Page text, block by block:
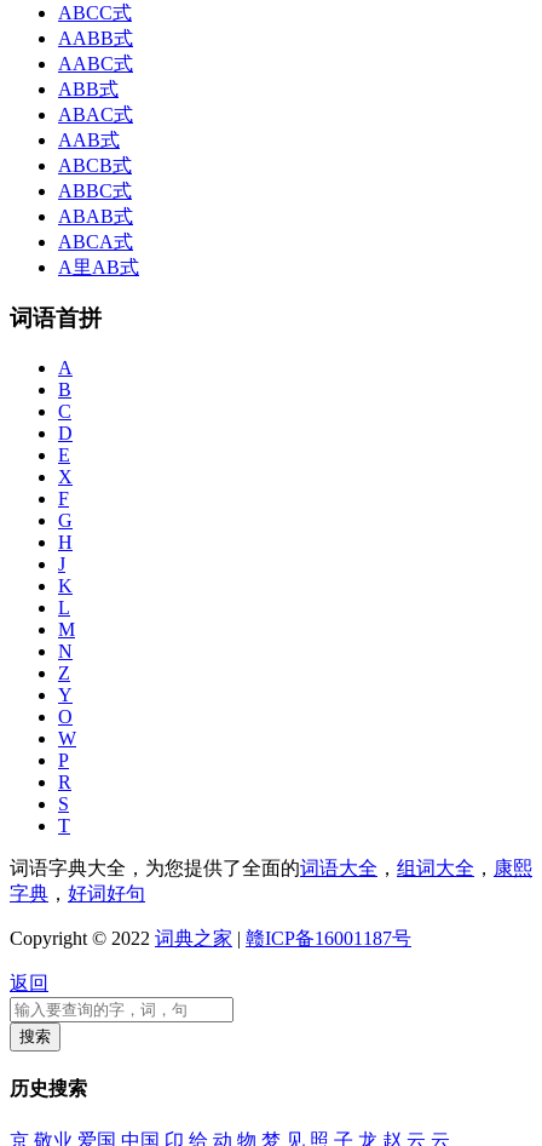
ABCC式
AABB式
AABC式
ABB式
ABAC式
AAB式
ABCB式
ABBC式
ABAB式
ABCA式
A里AB式
词语首拼
A
B
C
D
E
X
F
G
H
J
K
L
M
N
Z
Y
O
W
P
R
S
T
词语字典大全，为您提供了全面的词语大全 ， 组词大全 ， 康熙
字典 ， 好词好句
Copyright © 2022 词典之家 | 赣ICP备16001187号
返回
历史搜索
京 敬业 爱国 中国 卬 给 动 物 梦 见 照 子 龙 赵 云 云